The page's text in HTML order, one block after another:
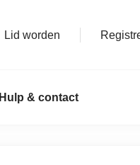
Lid worden
Hulp & contact